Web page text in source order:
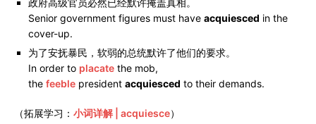
政府高级官员必然已经默许掩盖真相。
Senior government figures must have acquiesced in the
cover-up.
为了安抚暴民，软弱的总统默许了他们的要求。
In order to placate the mob,
the feeble president acquiesced to their demands.
（拓展学习： 小词详解 | acquiesce）